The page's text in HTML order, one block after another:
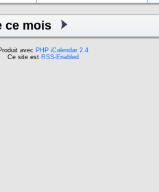
ce mois
avec PHP iCalendar 2.4
Ce site est RSS-Enabled